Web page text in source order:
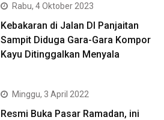
Rabu, 4 Oktober 2023
Kebakaran di Jalan DI Panjaitan
Sampit Diduga Gara-Gara Kompor
Kayu Ditinggalkan Menyala
Minggu, 3 April 2022
Resmi Buka Pasar Ramadan, ini